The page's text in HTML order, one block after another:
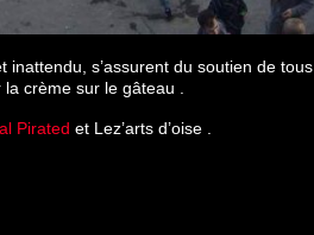
inattendu, s’assurent du soutien de tous
crème sur le gâteau .
Pirated et Lez’arts d’oise .